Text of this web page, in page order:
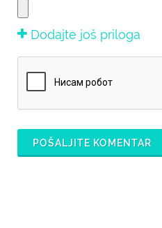
Dodajte još priloga
POŠALJITE KOMENTAR